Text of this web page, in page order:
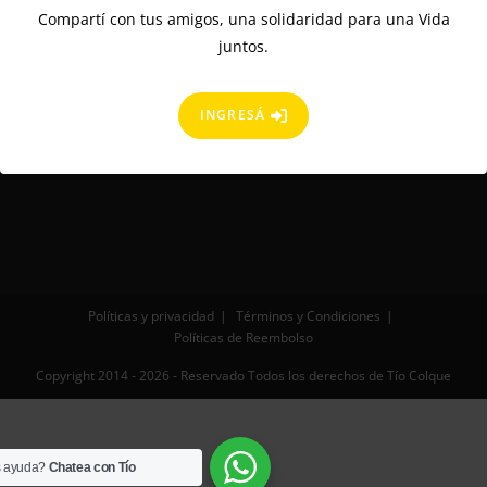
Compartí con tus amigos, una solidaridad para una Vida
juntos.
INGRESÁ
Políticas y privacidad
Términos y Condiciones
Políticas de Reembolso
Copyright 2014 - 2026 - Reservado Todos los derechos de Tío Colque
ayuda? Chatea con Tío